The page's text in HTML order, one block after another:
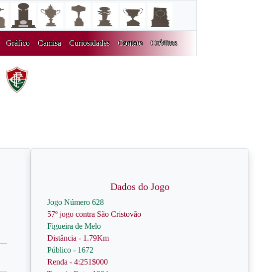
Gráfico Camisa Curiosidades Contato Créditos
Dados do Jogo
Jogo Número 628
57º jogo contra São Cristovão
Figueira de Melo
Distância - 1.79Km
Público - 1672
Renda - 4:251$000